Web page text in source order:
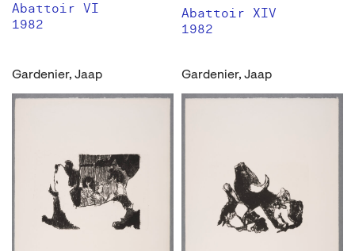
Abattoir VI
1982
Abattoir XIV
1982
Gardenier, Jaap Gardenier, Jaap